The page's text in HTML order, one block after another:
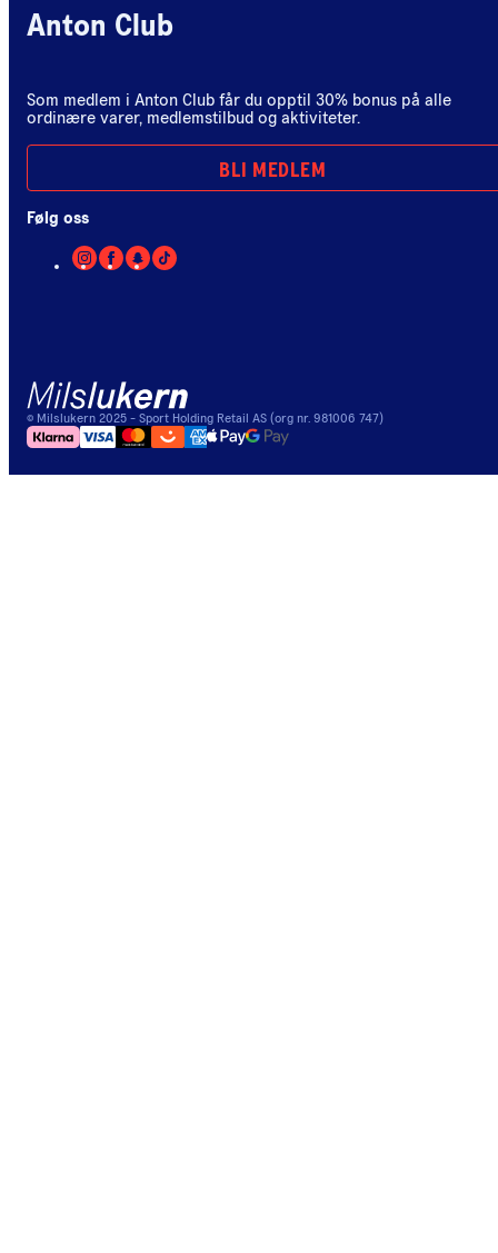
Anton Club
Som medlem i Anton Club får du opptil 30% bonus på alle
ordinære varer, medlemstilbud og aktiviteter.
BLI MEDLEM
Følg oss
© Milslukern 2025 - Sport Holding Retail AS (org nr. 981006 747)